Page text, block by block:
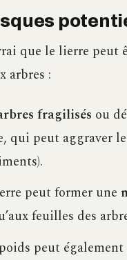
que le lierre
arbres :
fragilisés ou
qui peut aggraver
peut former une
feuilles des
peut